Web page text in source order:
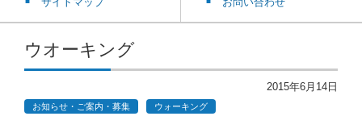
ウオーキング
2015年6月14日
お知らせ・ご案内・募集 ウォーキング